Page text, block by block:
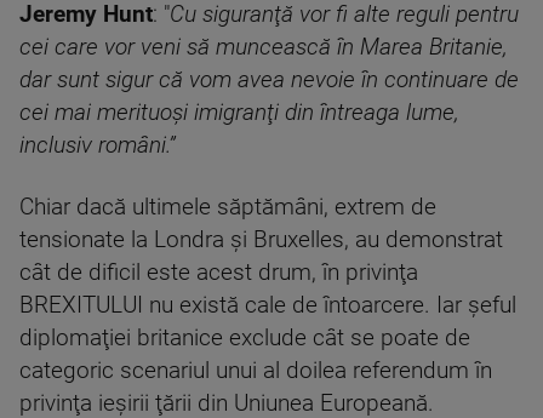
Jeremy Hunt: "Cu siguranţă vor fi alte reguli pentru
cei care vor veni să muncească în Marea Britanie,
dar sunt sigur că vom avea nevoie în continuare de
cei mai merituoşi imigranţi din întreaga lume,
inclusiv români.”
Chiar dacă ultimele săptămâni, extrem de
tensionate la Londra şi Bruxelles, au demonstrat
cât de dificil este acest drum, în privinţa
BREXITULUI nu există cale de întoarcere. Iar şeful
diplomaţiei britanice exclude cât se poate de
categoric scenariul unui al doilea referendum în
privinţa ieşirii ţării din Uniunea Europeană.